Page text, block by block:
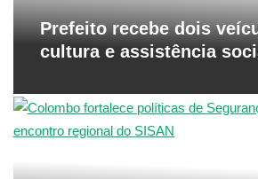
Prefeito recebe dois
cultura e assistência